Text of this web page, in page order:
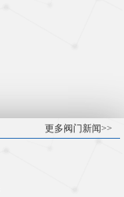
更多阀门新闻>>